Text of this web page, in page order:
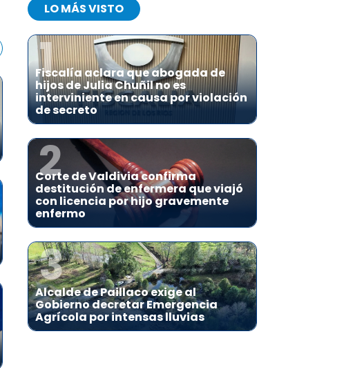
LO MÁS VISTO
1
Fiscalía aclara que abogada de
hijos de Julia Chuñil no es
interviniente en causa por violación
de secreto
2
Corte de Valdivia confirma
destitución de enfermera que viajó
con licencia por hijo gravemente
enfermo
3
Alcalde de Paillaco exige al
Gobierno decretar Emergencia
Agrícola por intensas lluvias